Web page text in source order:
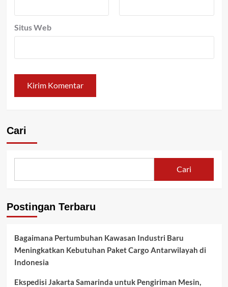
Situs Web
Cari
Cari
Postingan Terbaru
Bagaimana Pertumbuhan Kawasan Industri Baru
Meningkatkan Kebutuhan Paket Cargo Antarwilayah di
Indonesia
Ekspedisi Jakarta Samarinda untuk Pengiriman Mesin,